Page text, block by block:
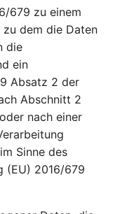
im
einschließlich
23 DSGVO
Person
35 DSGVO
36 DSGVO
Konsultation
des Vorsitzes
75 DSGVO
76 DSGVO
und
679 zu einem
dem die Daten
die
ein
Absatz 2 der
Abschnitt 2
nach einer
Sinne des
(EU) 2016/679